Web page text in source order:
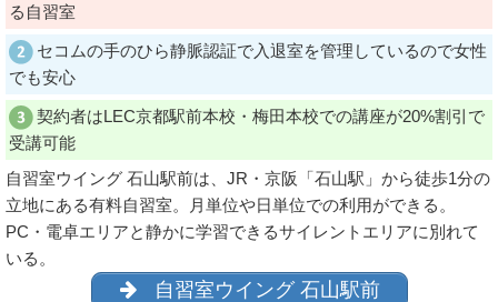
る自習室
セコムの手のひら静脈認証で入退室を管理しているので女性
でも安心
契約者はLEC京都駅前本校・梅田本校での講座が20%割引で
受講可能
自習室ウイング 石山駅前は、JR・京阪「石山駅」から徒歩1分の
立地にある有料自習室。月単位や日単位での利用ができる。
PC・電卓エリアと静かに学習できるサイレントエリアに別れて
いる。
自習室ウイング 石山駅前